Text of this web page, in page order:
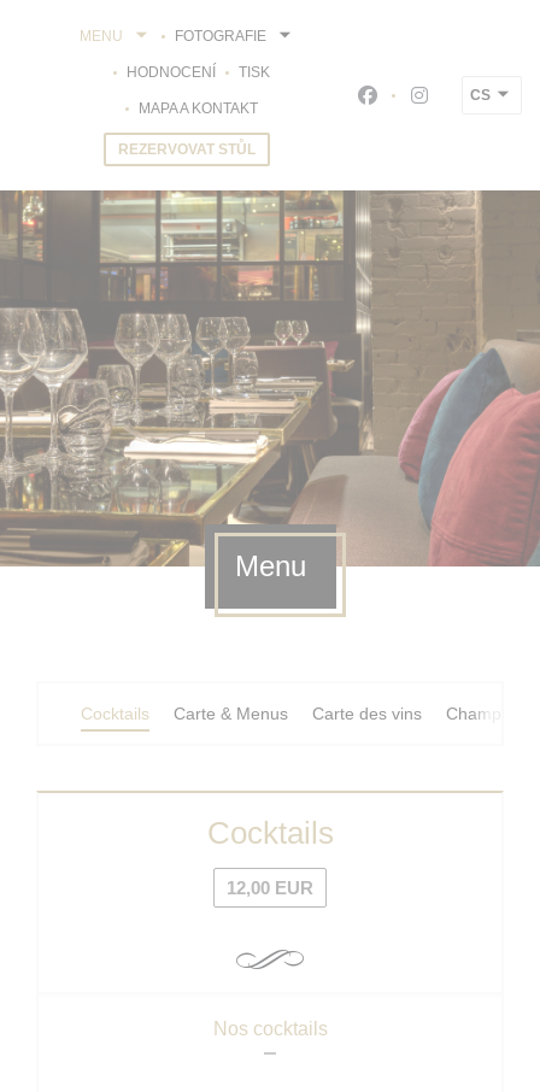
MENU FOTOGRAFIE
HODNOCENÍ TISK
MAPA A KONTAKT
REZERVOVAT STŮL
Facebook ((otevře
Instagram
CS
Menu
Cocktails Carte & Menus Carte des vins
Cocktails
12,00 EUR
Nos cocktails